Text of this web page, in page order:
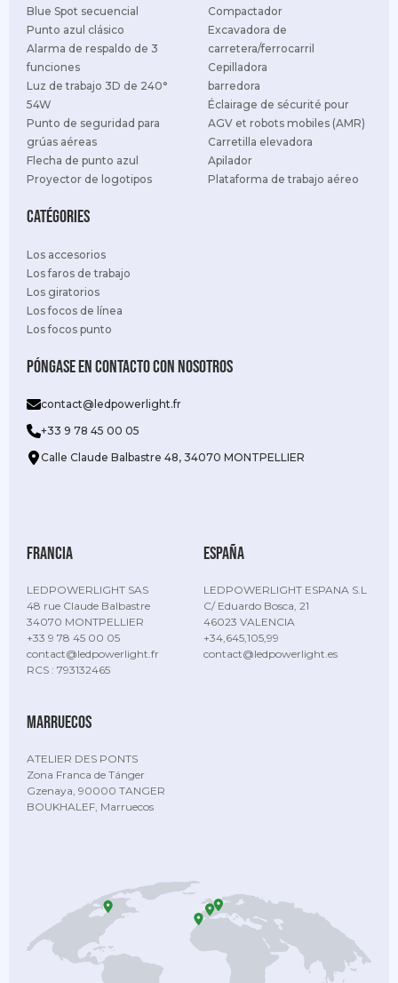
Blue Spot secuencial
Punto azul clásico
Alarma de respaldo de 3
funciones
Luz de trabajo 3D de 240°
54W
Punto de seguridad para
grúas aéreas
Flecha de punto azul
Proyector de logotipos
Catégories
Los accesorios
Los faros de trabajo
Los giratorios
Los focos de línea
Los focos punto
Compactador
Excavadora de
carretera/ferrocarril
Cepilladora
barredora
Éclairage de sécurité pour
AGV et robots mobiles (AMR)
Carretilla elevadora
Apilador
Plataforma de trabajo aéreo
Póngase en contacto con nosotros
contact@ledpowerlight.fr
+33 9 78 45 00 05
Calle Claude Balbastre 48, 34070 MONTPELLIER
Francia
LEDPOWERLIGHT SAS
48 rue Claude Balbastre
34070 MONTPELLIER
+33 9 78 45 00 05
contact@ledpowerlight.fr
RCS : 793132465
España
LEDPOWERLIGHT ESPANA S.L
C/ Eduardo Bosca, 21
46023 VALENCIA
+34,645,105,99
contact@ledpowerlight.es
Marruecos
ATELIER DES PONTS
Zona Franca de Tánger
Gzenaya, 90000 TANGER
BOUKHALEF, Marruecos